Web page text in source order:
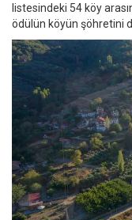
listesindeki 54 köy
ödülün köyün şöhretini